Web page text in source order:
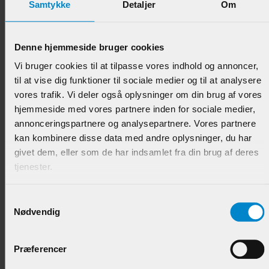
Samtykke Detaljer Om
Denne hjemmeside bruger cookies
Vi bruger cookies til at tilpasse vores indhold og annoncer,
til at vise dig funktioner til sociale medier og til at analysere
vores trafik. Vi deler også oplysninger om din brug af vores
hjemmeside med vores partnere inden for sociale medier,
annonceringspartnere og analysepartnere. Vores partnere
kan kombinere disse data med andre oplysninger, du har
givet dem, eller som de har indsamlet fra din brug af deres
tjenester.
Nødvendig
Præferencer
Hulkehl - 10 x 10 mm Fyr
Varenr.:900220
34,95 DKK/M
Vægliste m / hulkehl - 15 x 21 mm Fyr